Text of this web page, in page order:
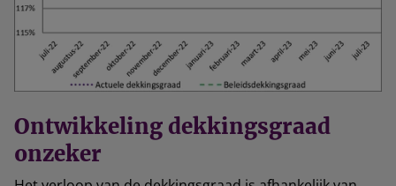
Ontwikkeling dekkingsgraad
onzeker